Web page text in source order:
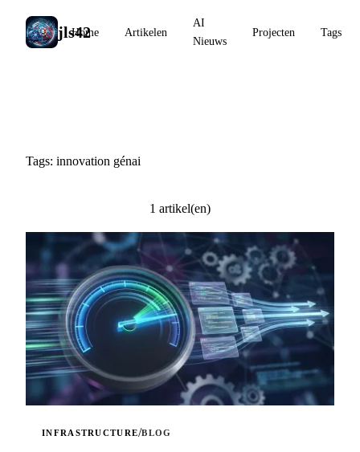
jls42
Home Artikelen
AI
Nieuws
Projecten Tags
Tags: innovation génai
1 artikel(en)
INFRASTRUCTURE/BLOG